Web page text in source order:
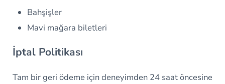
Bahşişler
Mavi mağara biletleri
İptal Politikası
Tam bir geri ödeme için deneyimden 24 saat öncesine